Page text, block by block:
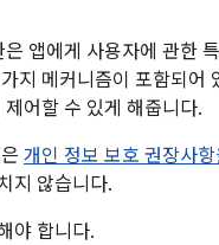
앱에게 사용자에 관한
지 메커니즘이 포함되
어할 수 있게 해줍니다.
개인 정보 보호 권장사
지 않습니다.
야 합니다.